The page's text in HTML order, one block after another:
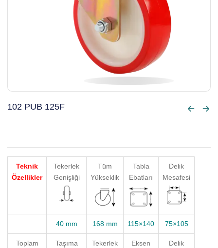
102 PUB 125F
Teknik
Özellikler
Tekerlek
Genişliği
Tüm
Yükseklik
Tabla
Ebatları
Delik
Mesafesi
40 mm 168 mm 115×140 75×105
Toplam
Taşıma
Tekerlek
Eksen
Delik